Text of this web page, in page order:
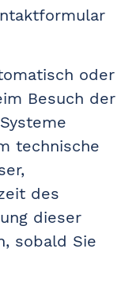
oder
Besuch der
technische
des
dieser
sobald Sie